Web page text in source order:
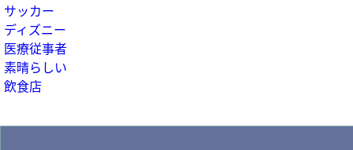
サッカー
ディズニー
医療従事者
素晴らしい
飲食店